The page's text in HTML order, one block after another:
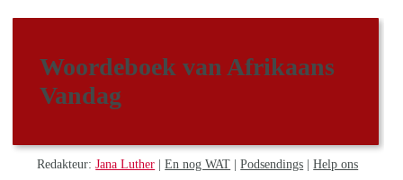
Woordeboek van Afrikaans
Vandag
Redakteur:Jana Luther |En nog WAT |Podsendings |Help ons